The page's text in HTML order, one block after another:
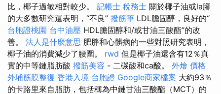
比，椰子過敏相對較少。 記帳士 稅務士 關於椰子油或la腳
的大多數研究還表明，“不良” 撥筋筆 LDL膽固醇，良好的“
台胞證桃園 台中油壓 HDL膽固醇和/或甘油三酸酯”的改
善。 法人是什麼意思 肥胖和心髒病的一些對照研究表明，
椰子油的消費減少了腰圍。 rwd 但是椰子油還含有12％真
實的中等鏈脂肪酸 撥筋美容 - 二碳酸和ca酸。 外燴 價格
外埔筋膜整復 香港入境 台胞證 Google商家檔案 大約93％
的卡路里來自脂肪，包括稱為中鏈甘油三酸酯（MCT）的